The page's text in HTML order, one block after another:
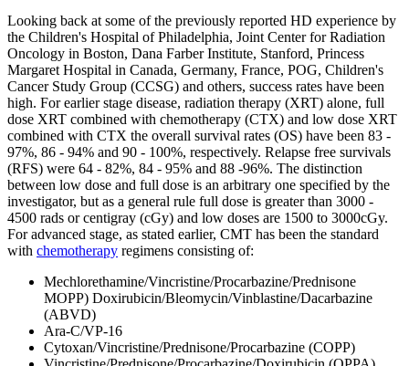
Looking back at some of the previously reported HD experience by
the Children's Hospital of Philadelphia, Joint Center for Radiation
Oncology in Boston, Dana Farber Institute, Stanford, Princess
Margaret Hospital in Canada, Germany, France, POG, Children's
Cancer Study Group (CCSG) and others, success rates have been
high. For earlier stage disease, radiation therapy (XRT) alone, full
dose XRT combined with chemotherapy (CTX) and low dose XRT
combined with CTX the overall survival rates (OS) have been 83 -
97%, 86 - 94% and 90 - 100%, respectively. Relapse free survivals
(RFS) were 64 - 82%, 84 - 95% and 88 -96%. The distinction
between low dose and full dose is an arbitrary one specified by the
investigator, but as a general rule full dose is greater than 3000 -
4500 rads or centigray (cGy) and low doses are 1500 to 3000cGy.
For advanced stage, as stated earlier, CMT has been the standard
with chemotherapy regimens consisting of:
Mechlorethamine/Vincristine/Procarbazine/Prednisone
MOPP) Doxirubicin/Bleomycin/Vinblastine/Dacarbazine
(ABVD)
Ara-C/VP-16
Cytoxan/Vincristine/Prednisone/Procarbazine (COPP)